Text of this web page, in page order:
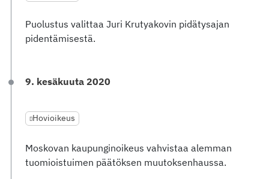
Puolustus valittaa Juri Krutyakovin pidätysajan
pidentämisestä.
9. kesäkuuta 2020
Hovioikeus
Moskovan kaupunginoikeus vahvistaa alemman
tuomioistuimen päätöksen muutoksenhaussa.